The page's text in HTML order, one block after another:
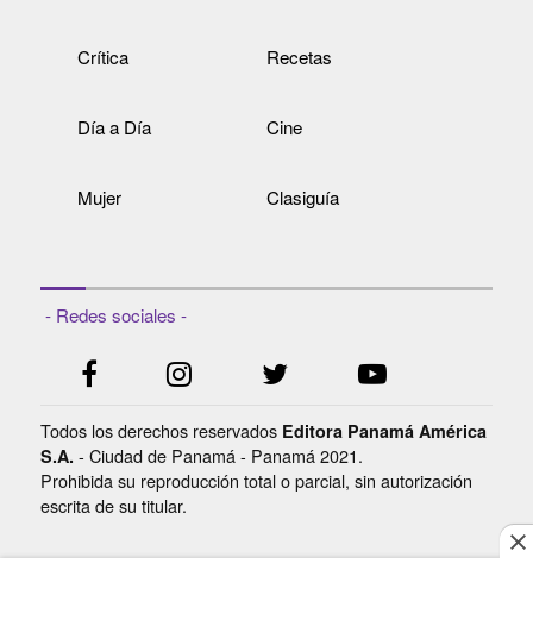
Crítica Recetas
Día a Día Cine
Mujer Clasiguía
- Redes sociales -
Todos los derechos reservados Editora Panamá América
S.A. - Ciudad de Panamá - Panamá 2021.
Prohibida su reproducción total o parcial, sin autorización
escrita de su titular.